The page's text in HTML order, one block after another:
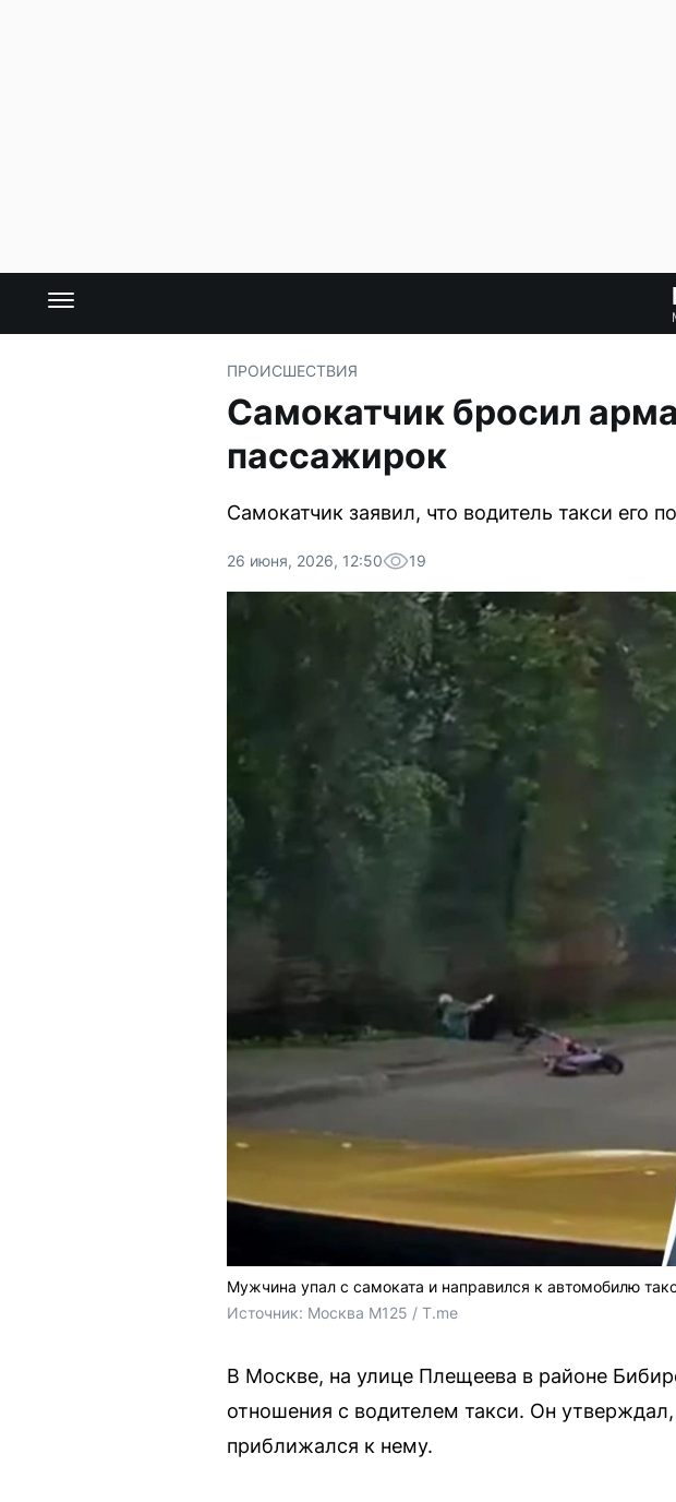
ПРОИСШЕСТВИЯ
Самокатчик бросил
пассажирок
Самокатчик заявил, что водитель такси его
26 июня, 2026, 12:50 19
Мужчина упал с самоката и направился к автомобилю
Источник: Москва М125 / T.me
В Москве, на улице Плещеева в районе
отношения с водителем такси. Он утверждал,
приближался к нему.